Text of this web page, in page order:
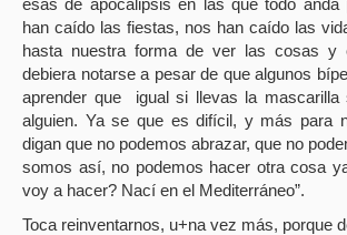
esas de apocalipsis en las que todo anda
han caído las fiestas, nos han caído las
hasta nuestra forma de ver las cosas y
debiera notarse a pesar de que algunos
aprender que
igual si llevas la
alguien. Ya se que es difícil, y más para
digan que no podemos abrazar, que no
somos así, no podemos hacer otra cosa
voy a hacer? Nací en el Mediterráneo”.
Toca reinventarnos, u+na vez más, porque